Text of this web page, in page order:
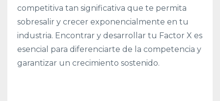
competitiva tan significativa que te permita
sobresalir y crecer exponencialmente en tu
industria. Encontrar y desarrollar tu Factor X es
esencial para diferenciarte de la competencia y
garantizar un crecimiento sostenido.